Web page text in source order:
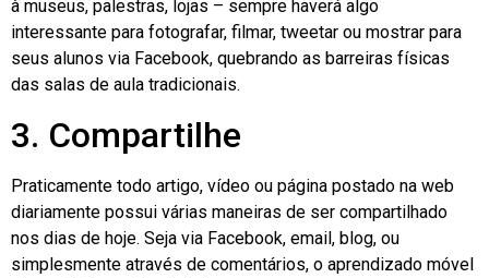
à museus, palestras, lojas – sempre haverá algo
interessante para fotografar, filmar, tweetar ou mostrar para
seus alunos via Facebook, quebrando as barreiras físicas
das salas de aula tradicionais.
3. Compartilhe
Praticamente todo artigo, vídeo ou página postado na web
diariamente possui várias maneiras de ser compartilhado
nos dias de hoje. Seja via Facebook, email, blog, ou
simplesmente através de comentários, o aprendizado móvel